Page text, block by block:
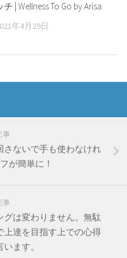
チ | Wellness To Go by Arisa
年4月29日
事
さないで手も使わなけれ
が簡単に！
事
グは変わりません。無駄
上達を目指す上での心得
ます。